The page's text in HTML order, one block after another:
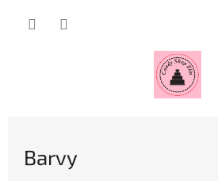
Barvy